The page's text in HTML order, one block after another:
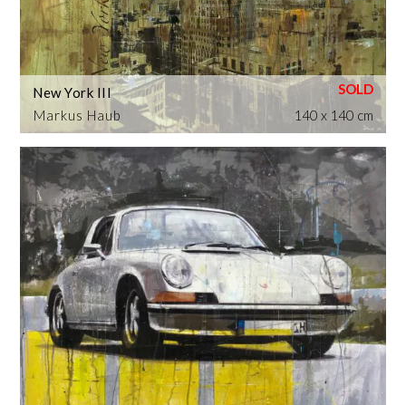
Markus Haub
New York III
140 x 140 cm